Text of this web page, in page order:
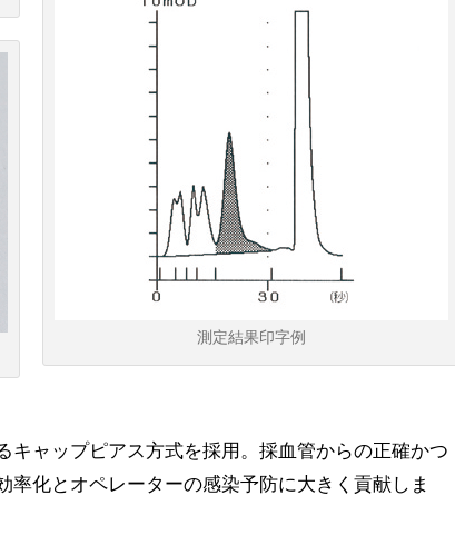
測定結果印字例
キャップピアス方式を採用。採血管からの正確かつ
化とオペレーターの感染予防に大きく貢献しま